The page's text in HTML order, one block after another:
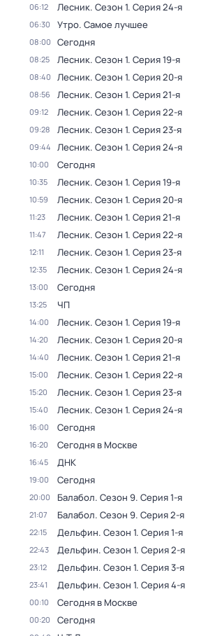
06:12 Лесник. Сезон 1. Серия 24-я
06:30 Утро. Самое лучшее
08:00 Сегодня
08:25 Лесник. Сезон 1. Серия 19-я
08:40 Лесник. Сезон 1. Серия 20-я
08:56 Лесник. Сезон 1. Серия 21-я
09:12 Лесник. Сезон 1. Серия 22-я
09:28 Лесник. Сезон 1. Серия 23-я
09:44 Лесник. Сезон 1. Серия 24-я
10:00 Сегодня
10:35 Лесник. Сезон 1. Серия 19-я
10:59 Лесник. Сезон 1. Серия 20-я
11:23 Лесник. Сезон 1. Серия 21-я
11:47 Лесник. Сезон 1. Серия 22-я
12:11 Лесник. Сезон 1. Серия 23-я
12:35 Лесник. Сезон 1. Серия 24-я
13:00 Сегодня
13:25 ЧП
14:00 Лесник. Сезон 1. Серия 19-я
14:20 Лесник. Сезон 1. Серия 20-я
14:40 Лесник. Сезон 1. Серия 21-я
15:00 Лесник. Сезон 1. Серия 22-я
15:20 Лесник. Сезон 1. Серия 23-я
15:40 Лесник. Сезон 1. Серия 24-я
16:00 Сегодня
16:20 Сегодня в Москве
16:45 ДНК
19:00 Сегодня
20:00 Балабол. Сезон 9. Серия 1-я
21:07 Балабол. Сезон 9. Серия 2-я
22:15 Дельфин. Сезон 1. Серия 1-я
22:43 Дельфин. Сезон 1. Серия 2-я
23:12 Дельфин. Сезон 1. Серия 3-я
23:41 Дельфин. Сезон 1. Серия 4-я
00:10 Сегодня в Москве
00:20 Сегодня